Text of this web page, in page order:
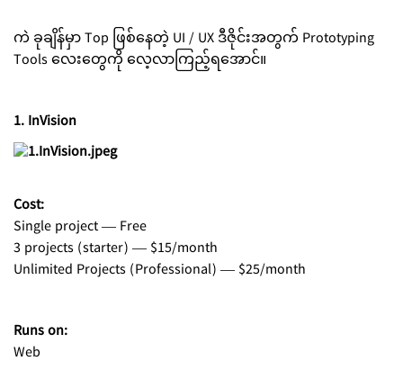
ကဲ ခုချိန်မှာ Top ဖြစ်နေတဲ့ UI / UX ဒီဇိုင်းအတွက် Prototyping
Tools လေးတွေကို လေ့လာကြည့်ရအောင်။
1. InVision
Cost:
Single project — Free
3 projects (starter) — $15/month
Unlimited Projects (Professional) — $25/month
Runs on:
Web